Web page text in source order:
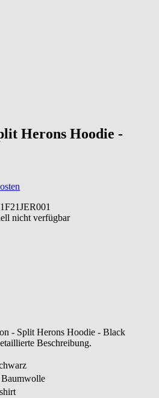
Herons Hoodie -
nicht verfügbar
- Split Herons Hoodie - Black
Beschreibung.
Baumwolle